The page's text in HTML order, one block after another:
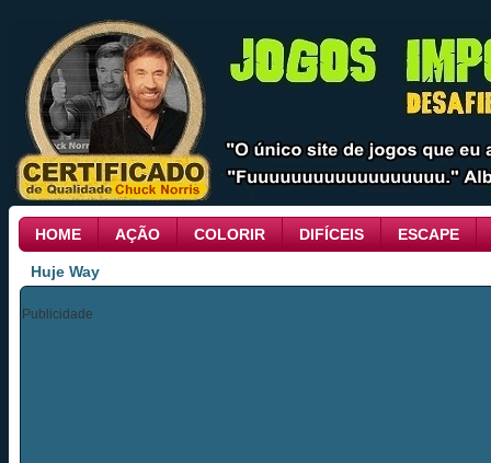
HOME AÇÃO COLORIR DIFÍCEIS ESCAPE
Huje Way
Publicidade